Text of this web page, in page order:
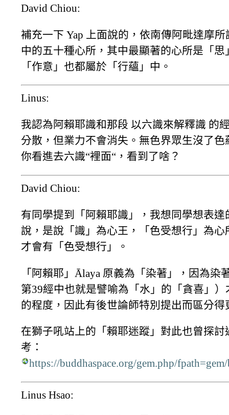
David Chiou:
補充一下 Yap 上面說的，依南傳阿毗達摩
中的五十種心所，其中最顯著的心所是「思
「作意」也都屬於「行蘊」中。
Linus:
我認為阿賴耶識和那段 以六識來解釋識 的
分散，但業力不會消失。無色界眾生沒了
你看進去六識“裡面“，看到了啥？
David Chiou:
有同學提到「阿賴耶識」，我想同學想表
說，是說「識」為心王，「色受想行」為
才會有「色受想行」。
「阿賴耶」Ālaya 原義為「染著」，因為
第39經中也就是譬喻為「水」的「貪喜」
的程度，因此有後世論師特別提出而區分
在獅子吼站上的「賴耶迷蹤」對此也曾探
考：
https://buddhaspace.org/gem.php/
Linus Hsao: